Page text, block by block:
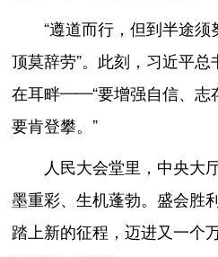
“遵道而行，但到半途须
顶莫辞劳”。此刻，习近平
在耳畔——“要增强自信、志
要肯登攀。”
人民大会堂里，中央大厅
墨重彩、生机蓬勃。盛会胜
踏上新的征程，迈进又一个